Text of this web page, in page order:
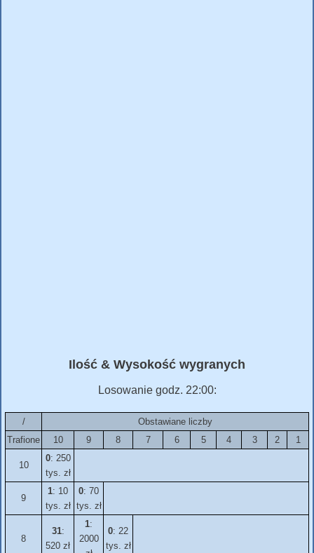
Ilość & Wysokość wygranych
Losowanie godz. 22:00:
/
Obstawiane liczby
Trafione
10 9 8 7 6 5 4 3 2 1
10
0: 250
tys. zł
9
1: 10
tys. zł
0: 70
tys. zł
8
31:
520 zł
1:
2000
0: 22
tys. zł